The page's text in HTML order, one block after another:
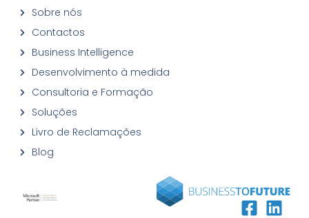
Sobre nós
Contactos
Business Intelligence
Desenvolvimento à medida
Consultoria e Formação
Soluções
Livro de Reclamações
Blog